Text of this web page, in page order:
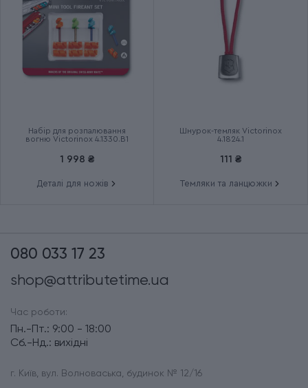
Група VICTORINOX MAT
Тип випуску товару
Набір для розпалювання
вогню Victorinox 4.1330.B1
1 998 ₴
Деталі для ножів
Шнурок-темляк Victorinox
4.1824.1
111 ₴
Темляки та ланцюжки
080 033 17 23
shop@attributetime.ua
Час роботи:
Пн.-Пт.: 9:00 - 18:00
Сб.-Нд.: вихідні
г. Київ, вул. Волноваська, будинок № 12/16